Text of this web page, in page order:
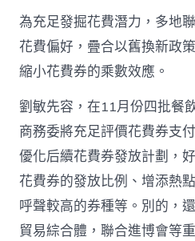
為充足發掘花費潛力，多地
花費偏好，疊合以舊換新政
縮小花費券的乘數效應。
劉敏先容，在11月份四批餐
商務委將充足評價花費券支
優化后續花費券發放計劃，
花費券的發放比例、增添熱
呼聲較高的券種等。別的，
貿易綜合體，聯合進博會等